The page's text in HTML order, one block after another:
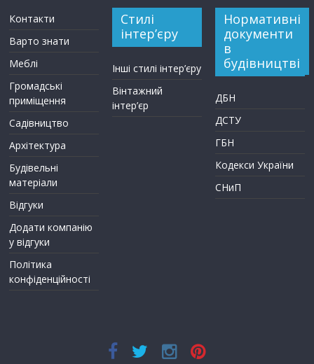
Контакти
Варто знати
Меблі
Громадські
приміщення
Садівництво
Архітектура
Будівельні
матеріали
Відгуки
Додати компанію
у відгуки
Політика
конфіденційності
Стилі
інтер’єру
Інші стилі інтер’єру
Вінтажний
інтер’єр
Нормативні
документи
в
будівництві
ДБН
ДСТУ
ГБН
Кодекси України
СНиП